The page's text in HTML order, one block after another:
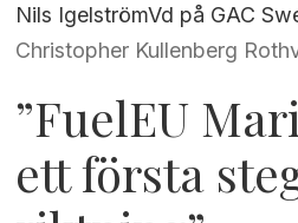
Nils IgelströmVd på GAC
Christopher Kullenberg
”FuelEU
ett första